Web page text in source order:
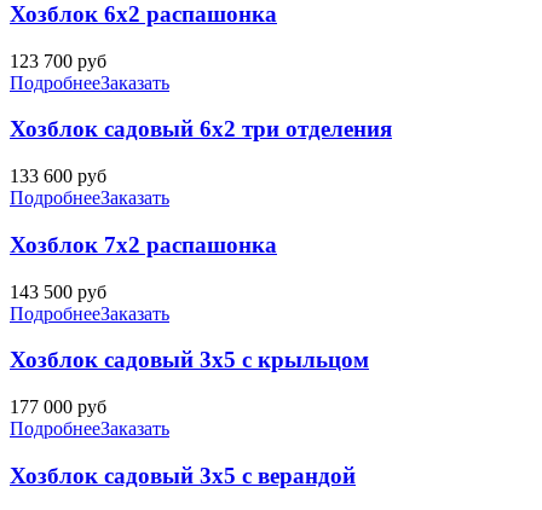
Хозблок 6х2 распашонка
123 700 руб
ПодробнееЗаказать
Хозблок садовый 6х2 три отделения
133 600 руб
ПодробнееЗаказать
Хозблок 7х2 распашонка
143 500 руб
ПодробнееЗаказать
Хозблок садовый 3х5 с крыльцом
177 000 руб
ПодробнееЗаказать
Хозблок садовый 3х5 с верандой